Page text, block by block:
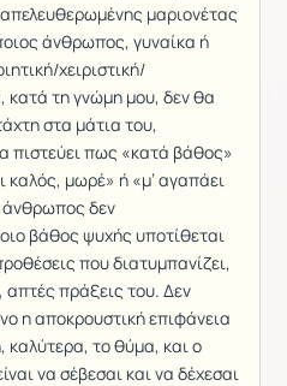
μαριονέτας
άνθρωπος, γυναίκα ή
χειριστική/
κατά τη γνώμη μου, δεν θα
στα μάτια του,
πιστεύει πως «κατά βάθος»
καλός, μωρέ» ή «μ’ αγαπάει
άνθρωπος δεν
βάθος ψυχής υποτίθεται
που διατυμπανίζει,
απτές πράξεις του. Δεν
η αποκρουστική επιφάνεια
καλύτερα, το θύμα, και ο
να σέβεσαι και να δέχεσαι